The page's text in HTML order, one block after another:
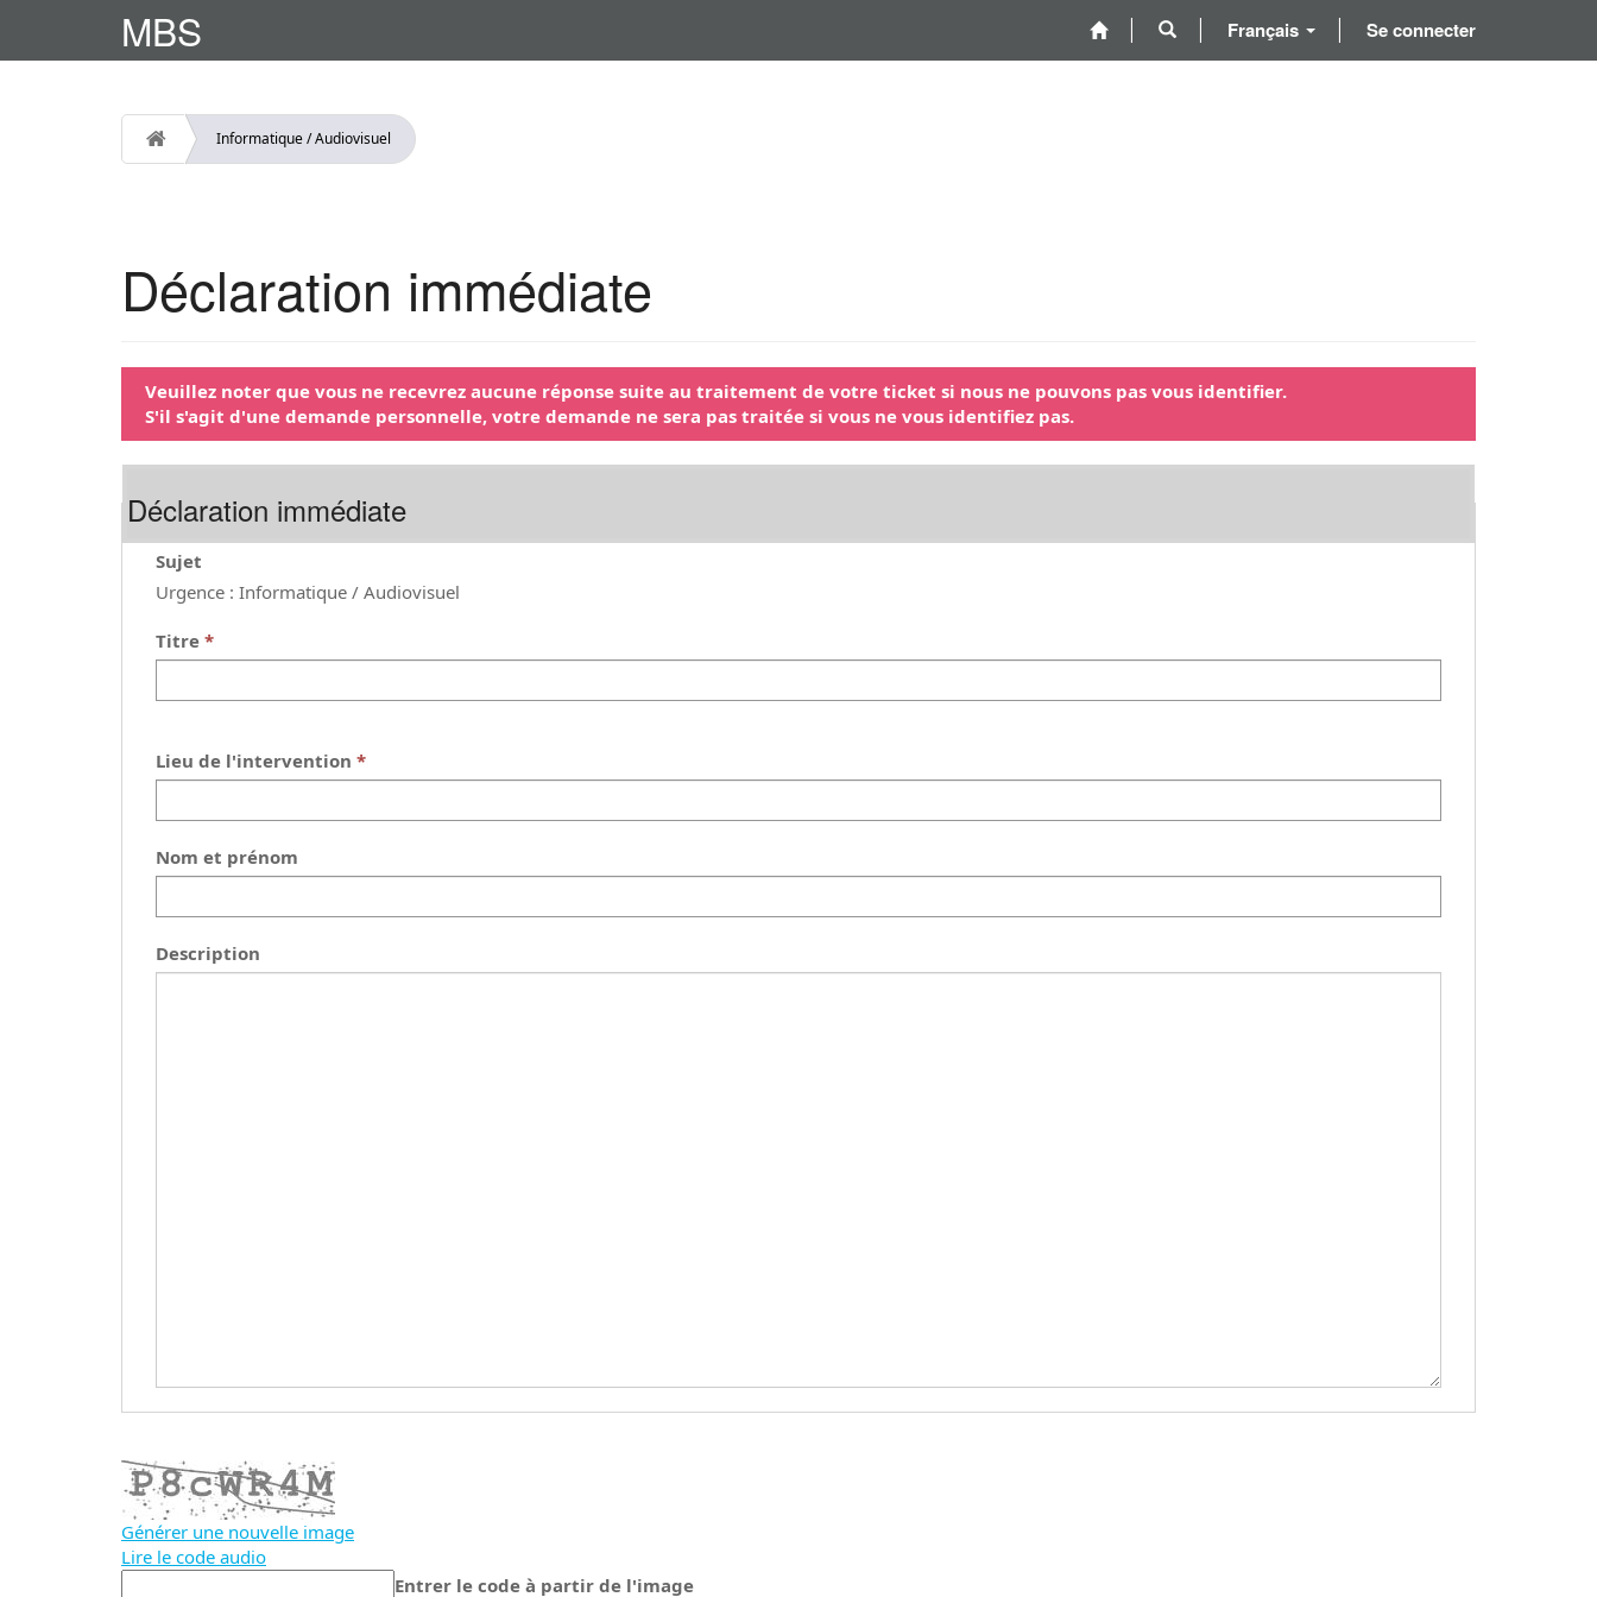
MBS Français Se connecter
Informatique / Audiovisuel
Déclaration immédiate
Veuillez noter que vous ne recevrez aucune réponse suite au traitement de votre ticket si nous ne pouvons pas vous identifier.
S'il s'agit d'une demande personnelle, votre demande ne sera pas traitée si vous ne vous identifiez pas.
Déclaration immédiate
Sujet
Urgence : Informatique / Audiovisuel
Titre
Lieu de l'intervention
Nom et prénom
Description
Générer une nouvelle image
Lire le code audio
Entrer le code à partir de l'image